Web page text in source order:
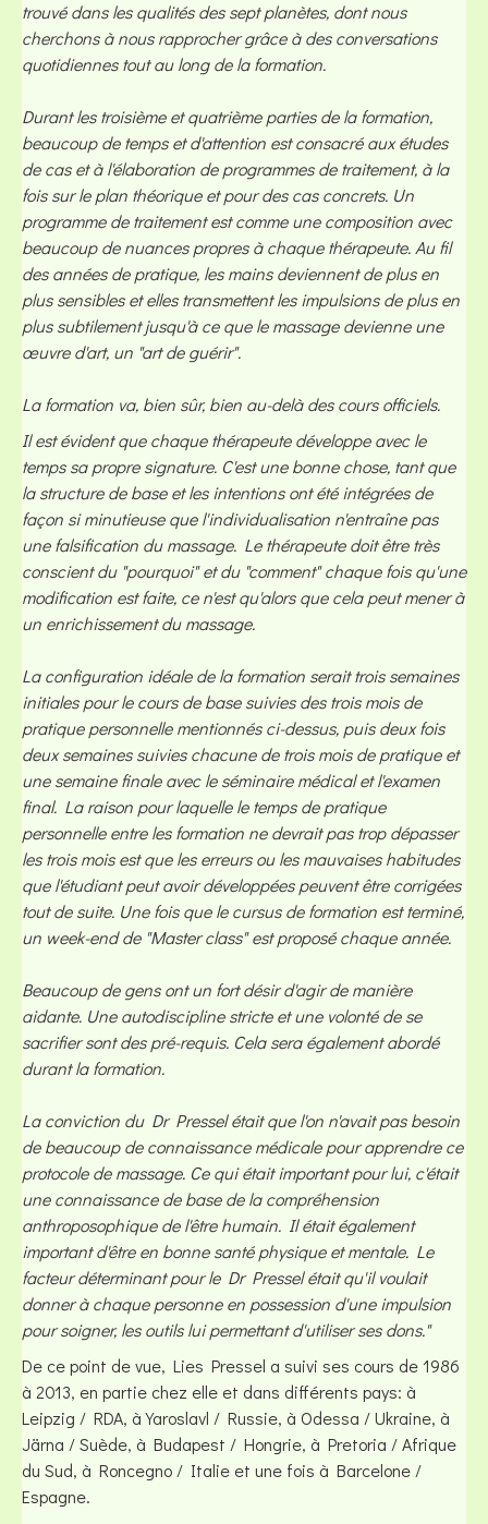
trouvé dans les qualités des sept planètes, dont nous
cherchons à nous rapprocher grâce à des conversations
quotidiennes tout au long de la formation.
Durant les troisième et quatrième parties de la formation,
beaucoup de temps et d'attention est consacré aux études
de cas et à l'élaboration de programmes de traitement, à la
fois sur le plan théorique et pour des cas concrets. Un
programme de traitement est comme une composition avec
beaucoup de nuances propres à chaque thérapeute. Au fil
des années de pratique, les mains deviennent de plus en
plus sensibles et elles transmettent les impulsions de plus en
plus subtilement jusqu'à ce que le massage devienne une
œuvre d'art, un "art de guérir".
La formation va, bien sûr, bien au-delà des cours officiels.
Il est évident que chaque thérapeute développe avec le
temps sa propre signature. C'est une bonne chose, tant que
la structure de base et les intentions ont été intégrées de
façon si minutieuse que l'individualisation n'entraîne pas
une falsification du massage. Le thérapeute doit être très
conscient du "pourquoi" et du "comment" chaque fois qu'une
modification est faite, ce n'est qu'alors que cela peut mener à
un enrichissement du massage.
La configuration idéale de la formation serait trois semaines
initiales pour le cours de base suivies des trois mois de
pratique personnelle mentionnés ci-dessus, puis deux fois
deux semaines suivies chacune de trois mois de pratique et
une semaine finale avec le séminaire médical et l'examen
final. La raison pour laquelle le temps de pratique
personnelle entre les formation ne devrait pas trop dépasser
les trois mois est que les erreurs ou les mauvaises habitudes
que l'étudiant peut avoir développées peuvent être corrigées
tout de suite. Une fois que le cursus de formation est terminé,
un week-end de "Master class" est proposé chaque année.
Beaucoup de gens ont un fort désir d'agir de manière
aidante. Une autodiscipline stricte et une volonté de se
sacrifier sont des pré-requis. Cela sera également abordé
durant la formation.
La conviction du Dr Pressel était que l'on n'avait pas besoin
de beaucoup de connaissance médicale pour apprendre ce
protocole de massage. Ce qui était important pour lui, c'était
une connaissance de base de la compréhension
anthroposophique de l'être humain. Il était également
important d'être en bonne santé physique et mentale. Le
facteur déterminant pour le Dr Pressel était qu'il voulait
donner à chaque personne en possession d'une impulsion
pour soigner, les outils lui permettant d'utiliser ses dons."
De ce point de vue, Lies Pressel a suivi ses cours de 1986
à 2013, en partie chez elle et dans différents pays: à
Leipzig / RDA, à Yaroslavl / Russie, à Odessa / Ukraine, à
Järna / Suède, à Budapest / Hongrie, à Pretoria / Afrique
du Sud, à Roncegno / Italie et une fois à Barcelone /
Espagne.